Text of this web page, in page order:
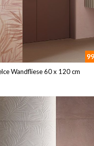
Wandfliese 60 x 120 cm